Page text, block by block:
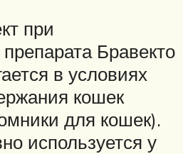
при
Бравекто
в условиях
кошек
для кошек).
используется у